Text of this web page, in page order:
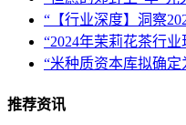
“【行业深度】洞察
“2024年茉莉花茶行
“米种质资本库拟确
推荐资讯